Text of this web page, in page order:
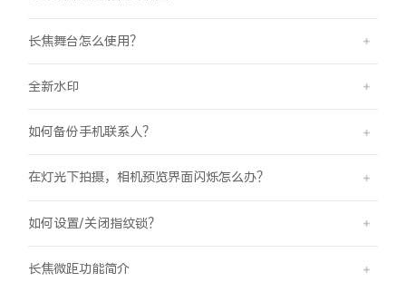
长焦舞台怎么使用？
全新水印
如何备份手机联系人？
在灯光下拍摄，相机预览界面闪烁怎么办？
如何设置/关闭指纹锁？
长焦微距功能简介